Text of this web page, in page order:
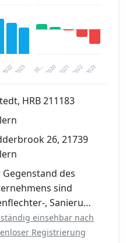
2023
2022 20… 2021 2023
2020 2022
kostenloser
verfügbar
registrieren
HRB 211183
26, 21739
Gegenstand des
sind
, Sanieru…
einsehbar nach
Registrierung